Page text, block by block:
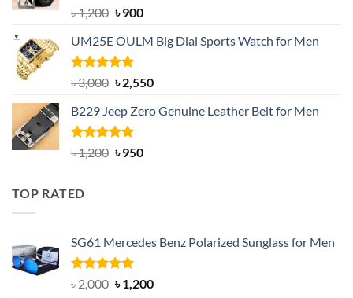
Rated5.00
out of 5
৳1,200 Original
was:
৳ 1,200.
৳900Current
is:
UM25E OULM Big Dial Sports Watch for Men
Rated5.00
out of 5
৳3,000 Original
was:
৳ 3,000.
৳2,550Current
is:
B229 Jeep Zero Genuine Leather Belt for Men
Rated4.92
out of 5
৳1,200 Original
৳950Current
TOP RATED
SG61 Mercedes Benz Polarized Sunglass for Men
Rated5.00
out of 5
৳2,000 Original
৳1,200Current